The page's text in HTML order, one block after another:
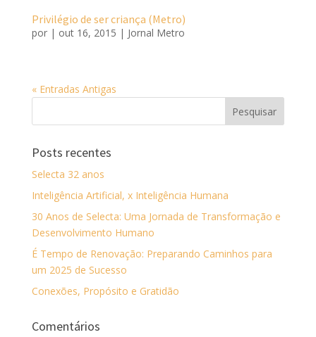
Privilégio de ser criança (Metro)
por | out 16, 2015 | Jornal Metro
« Entradas Antigas
Posts recentes
Selecta 32 anos
Inteligência Artificial, x Inteligência Humana
30 Anos de Selecta: Uma Jornada de Transformação e
Desenvolvimento Humano
É Tempo de Renovação: Preparando Caminhos para
um 2025 de Sucesso
Conexões, Propósito e Gratidão
Comentários